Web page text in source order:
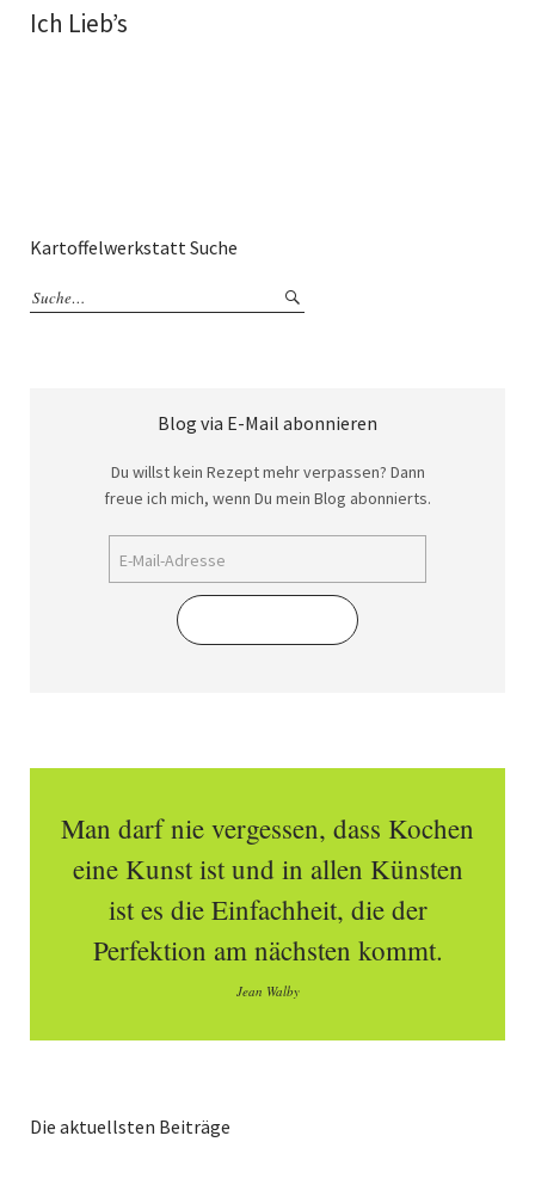
Ich Lieb’s
Kartoffelwerkstatt Suche
Blog via E-Mail abonnieren
Du willst kein Rezept mehr verpassen? Dann
freue ich mich, wenn Du mein Blog abonnierts.
Man darf nie vergessen, dass Kochen
eine Kunst ist und in allen Künsten
ist es die Einfachheit, die der
Perfektion am nächsten kommt.
Jean Walby
Die aktuellsten Beiträge